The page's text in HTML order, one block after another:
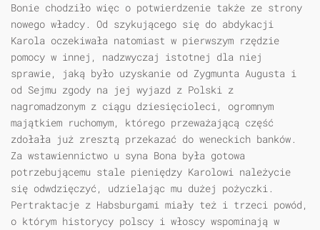
Bonie chodziło więc o potwierdzenie także ze strony
nowego władcy. Od szykującego się do abdykacji
Karola oczekiwała natomiast w pierwszym rzędzie
pomocy w innej, nadzwyczaj istotnej dla niej
sprawie, jaką było uzyskanie od Zygmunta Augusta i
od Sejmu zgody na jej wyjazd z Polski z
nagromadzonym z ciągu dziesięcioleci, ogromnym
majątkiem ruchomym, którego przeważającą część
zdołała już zresztą przekazać do weneckich banków.
Za wstawiennictwo u syna Bona była gotowa
potrzebującemu stale pieniędzy Karolowi należycie
się odwdzięczyć, udzielając mu dużej pożyczki.
Pertraktacje z Habsburgami miały też i trzeci powód,
o którym historycy polscy i włoscy wspominają w